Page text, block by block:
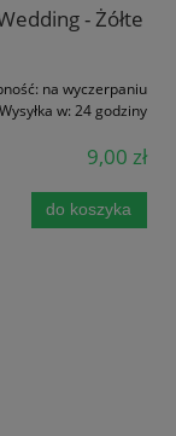
- Żółte
na wyczerpaniu
Wysyłka w: 24 godziny
9,00 zł
do koszyka